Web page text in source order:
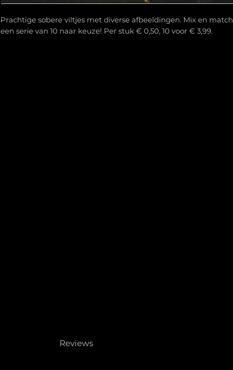
Prachtige sobere viltjes met diverse afbeeldingen. Mix en match
een serie van 10 naar keuze! Per stuk € 0,50, 10 voor € 3,99.
Reviews